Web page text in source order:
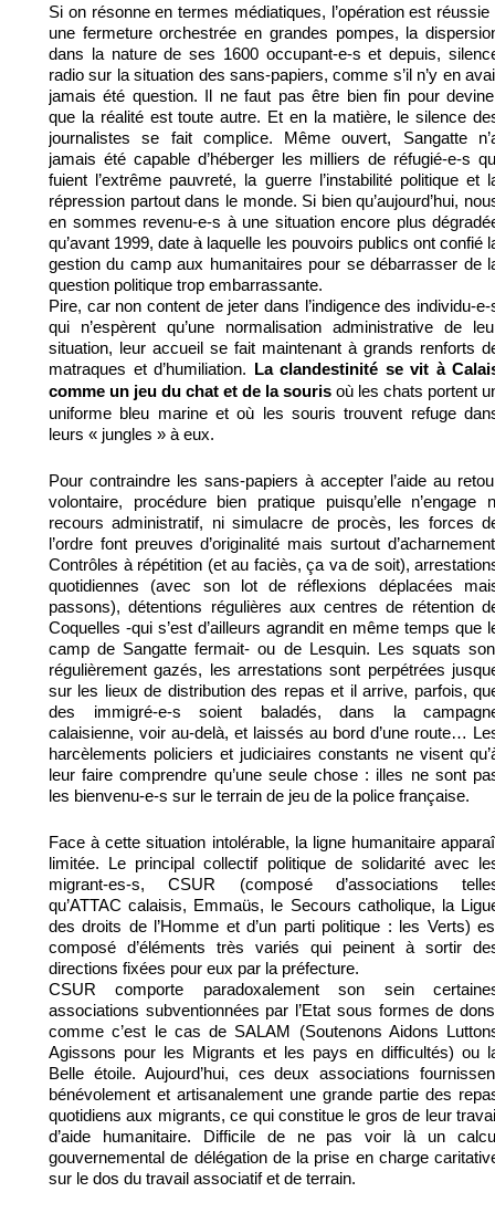
Si on résonne en termes médiatiques, l’opération est réussie
une fermeture orchestrée en grandes pompes, la
dans la nature de ses 1600 occupant-e-s et depuis,
radio sur la situation des sans-papiers, comme s’il n’y en
jamais été question. Il ne faut pas être bien fin pour
que la réalité est toute autre. Et en la matière, le silence
journalistes se fait complice. Même ouvert, Sangatte
jamais été capable d’héberger les milliers de réfugié-e-s
fuient l’extrême pauvreté, la guerre l’instabilité politique et
répression partout dans le monde. Si bien qu’aujourd’hui,
en sommes revenu-e-s à une situation encore plus
qu’avant 1999, date à laquelle les pouvoirs publics ont confié
gestion du camp aux humanitaires pour se débarrasser de
question politique trop embarrassante.
Pire, car non content de jeter dans l’indigence des individu-e-
qui n’espèrent qu’une normalisation administrative de
situation, leur accueil se fait maintenant à grands renforts
matraques et d’humiliation.
La clandestinité se vit à
comme un jeu du chat et de la souris où les chats portent
uniforme bleu marine et où les souris trouvent refuge
leurs « jungles » à eux.
Pour contraindre les sans-papiers à accepter l’aide au
volontaire, procédure bien pratique puisqu’elle n’engage
recours administratif, ni simulacre de procès, les forces
l’ordre font preuves d’originalité mais surtout
Contrôles à répétition (et au faciès, ça va de soit),
quotidiennes (avec son lot de réflexions déplacées
passons), détentions régulières aux centres de rétention
Coquelles -qui s’est d’ailleurs agrandit en même temps que
camp de Sangatte fermait- ou de Lesquin. Les squats
régulièrement gazés, les arrestations sont perpétrées
sur les lieux de distribution des repas et il arrive, parfois,
des immigré-e-s soient baladés, dans la
calaisienne, voir au-delà, et laissés au bord d’une route…
harcèlements policiers et judiciaires constants ne visent
leur faire comprendre qu’une seule chose : illes ne sont
les bienvenu-e-s sur le terrain de jeu de la police française.
Face à cette situation intolérable, la ligne humanitaire
limitée. Le principal collectif politique de solidarité avec
migrant-es-s, CSUR (composé d’associations
qu’ATTAC calaisis, Emmaüs, le Secours catholique, la
des droits de l’Homme et d’un parti politique : les Verts)
composé d’éléments très variés qui peinent à sortir
directions fixées pour eux par la préfecture.
CSUR comporte paradoxalement son sein
associations subventionnées par l’Etat sous formes de
comme c’est le cas de SALAM (Soutenons Aidons
Agissons pour les Migrants et les pays en difficultés) ou
Belle étoile. Aujourd’hui, ces deux associations
bénévolement et artisanalement une grande partie des
quotidiens aux migrants, ce qui constitue le gros de leur
d’aide humanitaire. Difficile de ne pas voir là un
gouvernemental de délégation de la prise en charge
sur le dos du travail associatif et de terrain.